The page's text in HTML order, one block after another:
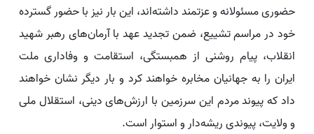
حضوری مسئولانه و عزتمند داشته‌اند، این بار نیز با حضور گسترده
خود در مراسم تشییع، ضمن تجدید عهد با آرمان‌های رهبر شهید
انقلاب، پیام روشنی از همبستگی، استقامت و وفاداری ملت
ایران را به جهانیان مخابره خواهند کرد و بار دیگر نشان خواهند
داد که پیوند مردم این سرزمین با ارزش‌های دینی، استقلال ملی
و ولایت، پیوندی ریشه‌دار و استوار است.